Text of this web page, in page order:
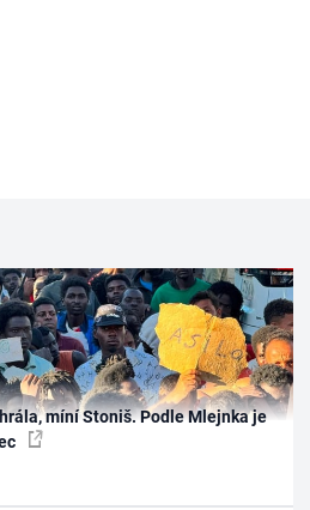
míní Stoniš. Podle Mlejnka je